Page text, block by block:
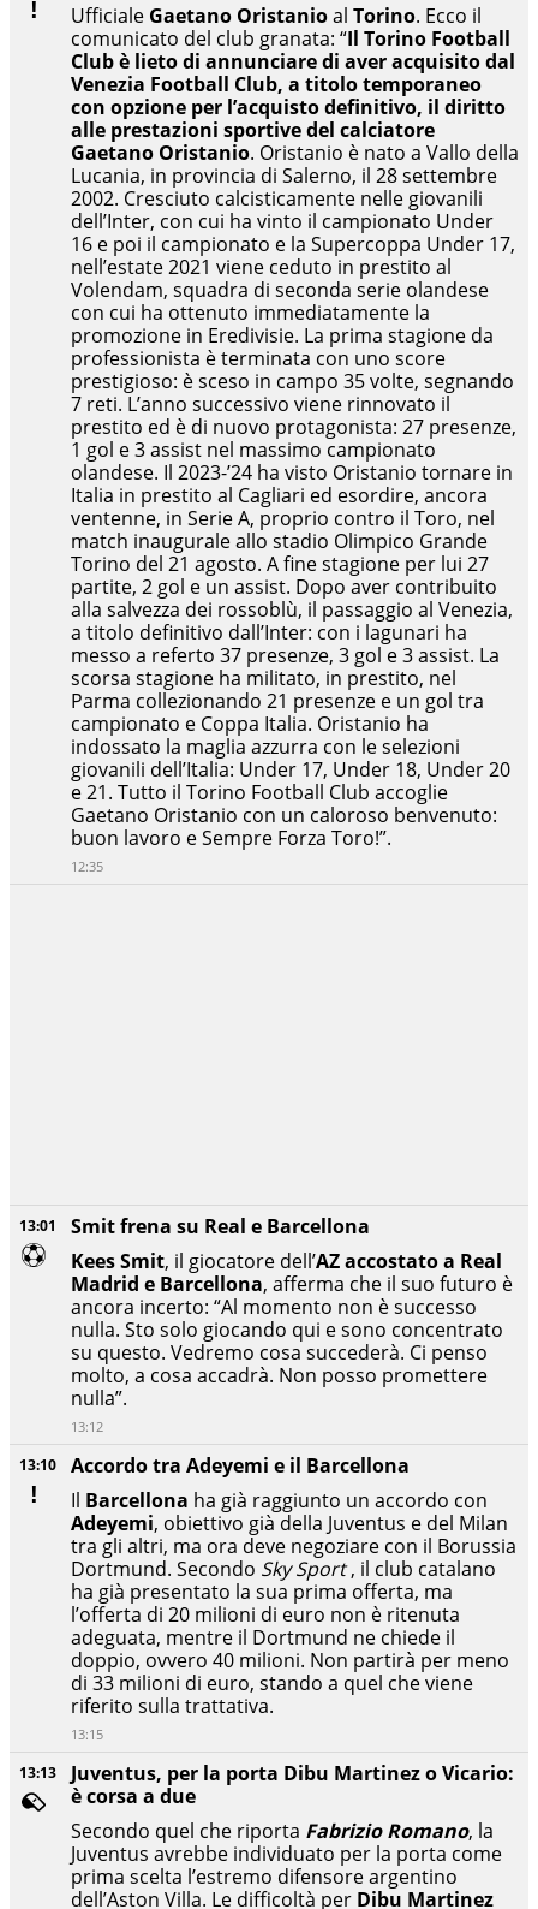
13:13
Juventus, per la porta Dibu Martinez o Vicario:
è corsa a due
Secondo quel che riporta Fabrizio Romano, la
Juventus avrebbe individuato per la porta come
prima scelta l’estremo difensore argentino
dell’Aston Villa. Le difficoltà per Dibu Martinez
13:10
Accordo tra Adeyemi e il Barcellona
Il Barcellona ha già raggiunto un accordo con
Adeyemi, obiettivo già della Juventus e del Milan
tra gli altri, ma ora deve negoziare con il Borussia
Dortmund. Secondo Sky Sport, il club catalano
ha già presentato la sua prima offerta, ma
l’offerta di 20 milioni di euro non è ritenuta
adeguata, mentre il Dortmund ne chiede il
doppio, ovvero 40 milioni. Non partirà per meno
di 33 milioni di euro, stando a quel che viene
riferito sulla trattativa.
13:15
13:01
Smit frena su Real e Barcellona
Kees Smit, il giocatore dell’AZ accostato a Real
Madrid e Barcellona, ​​afferma che il suo futuro è
ancora incerto: “Al momento non è successo
nulla. Sto solo giocando qui e sono concentrato
su questo. Vedremo cosa succederà. Ci penso
molto, a cosa accadrà. Non posso promettere
nulla”.
13:12
Ufficiale Gaetano Oristanioal Torino. Ecco il
comunicato del club granata: “Il Torino Football
Club è lieto di annunciare di aver acquisito dal
Venezia Football Club, a titolo temporaneo
con opzione per l’acquisto definitivo, il diritto
alle prestazioni sportive del calciatore
Gaetano Oristanio. Oristanio è nato a Vallo della
Lucania, in provincia di Salerno, il 28 settembre
2002. Cresciuto calcisticamente nelle giovanili
dell’Inter, con cui ha vinto il campionato Under
16 e poi il campionato e la Supercoppa Under 17,
nell’estate 2021 viene ceduto in prestito al
Volendam, squadra di seconda serie olandese
con cui ha ottenuto immediatamente la
promozione in Eredivisie. La prima stagione da
professionista è terminata con uno score
prestigioso: è sceso in campo 35 volte, segnando
7 reti. L’anno successivo viene rinnovato il
prestito ed è di nuovo protagonista: 27 presenze,
1 gol e 3 assist nel massimo campionato
olandese. Il 2023-’24 ha visto Oristanio tornare in
Italia in prestito al Cagliari ed esordire, ancora
ventenne, in Serie A, proprio contro il Toro, nel
match inaugurale allo stadio Olimpico Grande
Torino del 21 agosto. A fine stagione per lui 27
partite, 2 gol e un assist. Dopo aver contribuito
alla salvezza dei rossoblù, il passaggio al Venezia,
a titolo definitivo dall’Inter: con i lagunari ha
messo a referto 37 presenze, 3 gol e 3 assist. La
scorsa stagione ha militato, in prestito, nel
Parma collezionando 21 presenze e un gol tra
campionato e Coppa Italia. Oristanio ha
indossato la maglia azzurra con le selezioni
giovanili dell’Italia: Under 17, Under 18, Under 20
e 21. Tutto il Torino Football Club accoglie
Gaetano Oristanio con un caloroso benvenuto:
buon lavoro e Sempre Forza Toro!”.
12:35